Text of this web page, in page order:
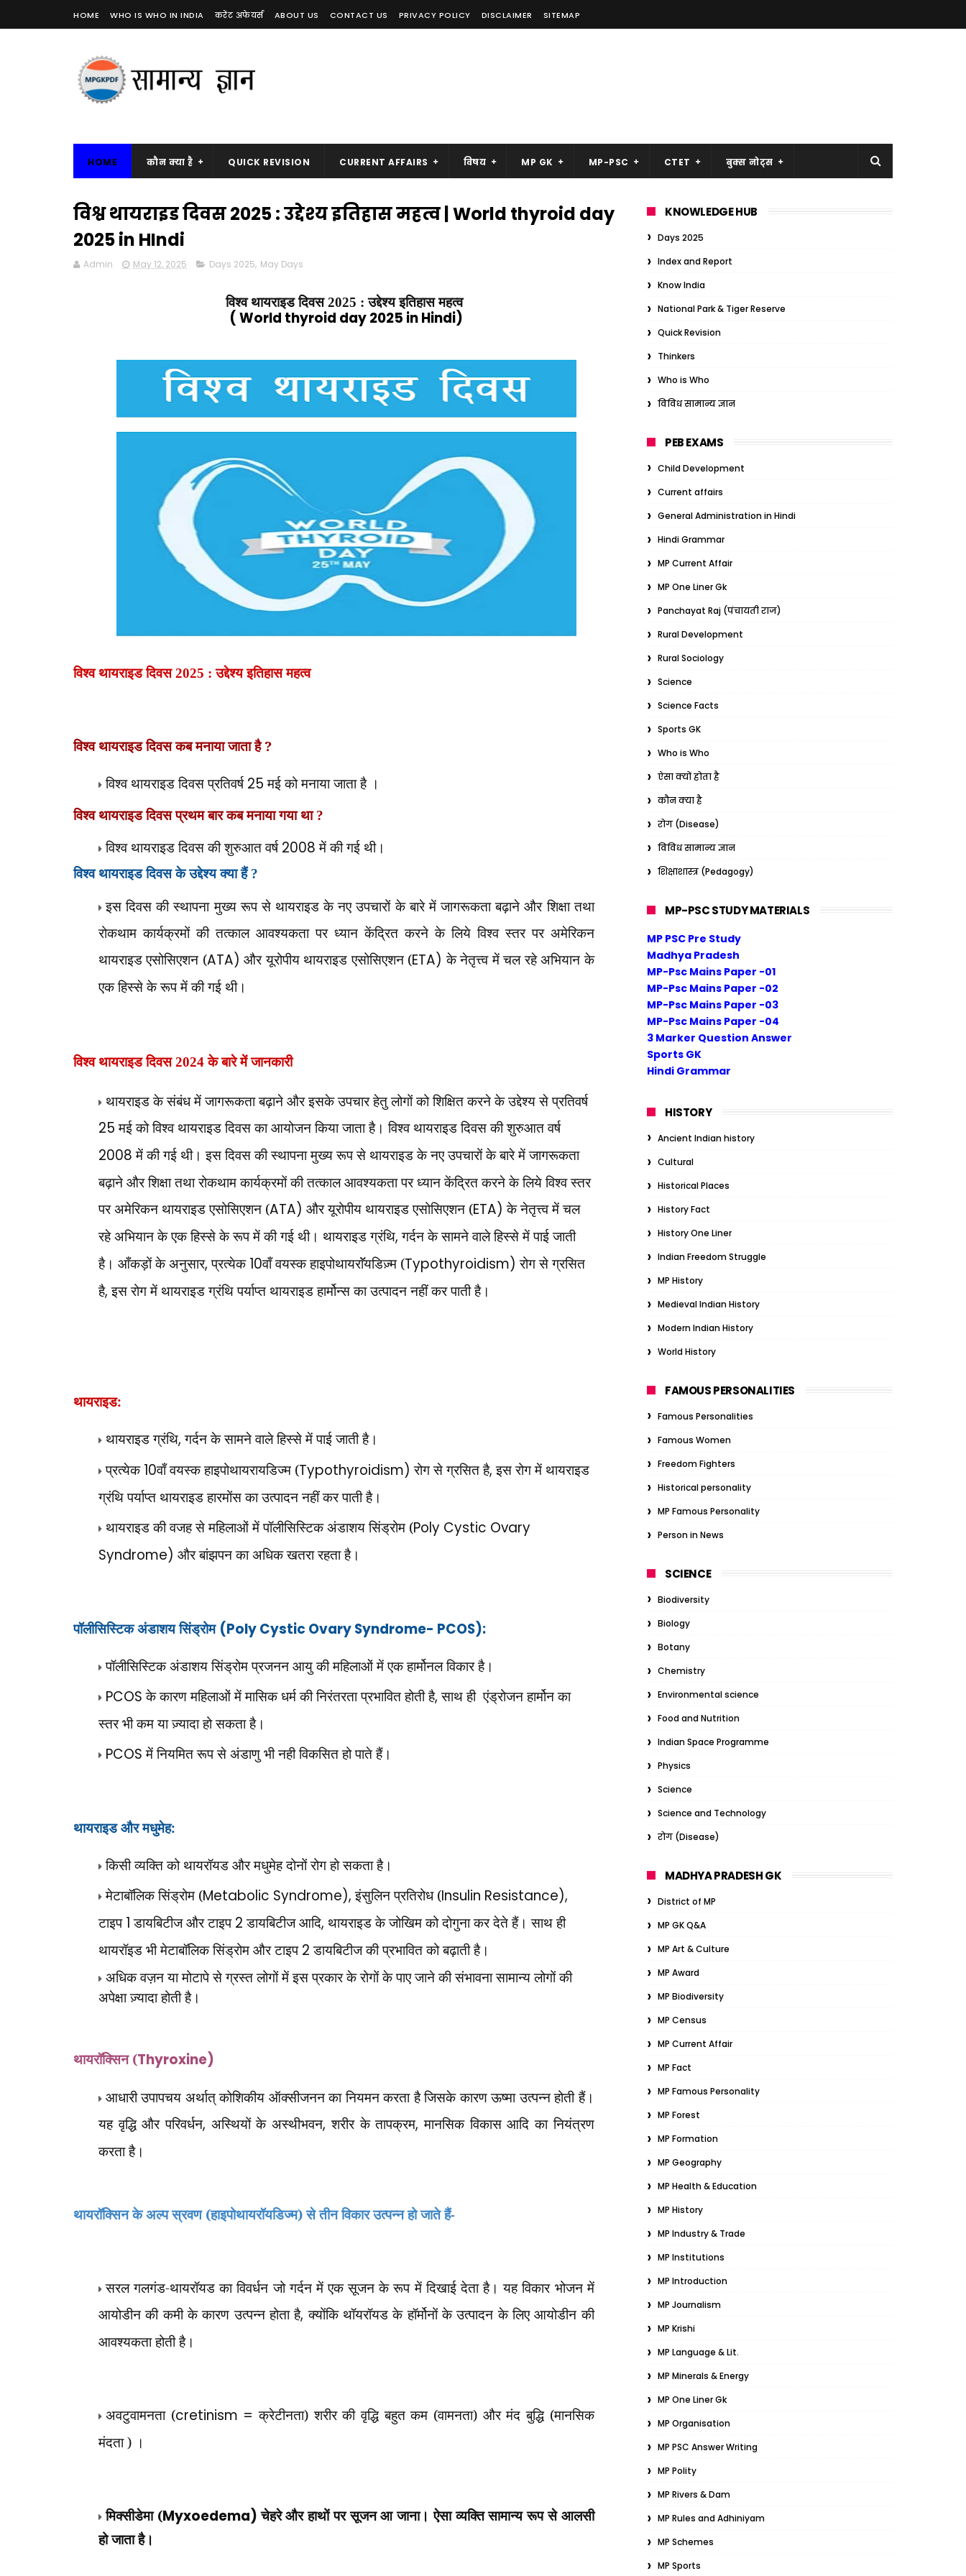
HOME WHO IS WHO IN INDIA करेंट अफेयर्स ABOUT US CONTACT US PRIVACY POLICY DISCLAIMER SITEMAP
HOME कौन क्या है QUICK REVISION CURRENT AFFAIRS विषय MP GK MP-PSC CTET बुक्स नोट्स
विश्व थायराइड दिवस 2025 : उद्देश्य इतिहास महत्व | World thyroid day
2025 in HIndi
Admin May 12, 2025 Days 2025, May Days
विश्व थायराइड दिवस 2025 : उद्देश्य इतिहास महत्व
( World thyroid day 2025 in Hindi)
विश्व थायराइड दिवस 2025 : उद्देश्य इतिहास महत्व
विश्व थायराइड दिवस कब मनाया जाता है ?
विश्व थायराइड दिवस प्रतिवर्ष 25 मई को मनाया जाता है ।
विश्व थायराइड दिवस प्रथम बार कब मनाया गया था ?
विश्व थायराइड दिवस की शुरुआत वर्ष 2008 में की गई थी।
विश्व थायराइड दिवस के उद्देश्य क्या हैं ?
इस दिवस की स्थापना मुख्य रूप से थायराइड के नए उपचारों के बारे में जागरूकता बढ़ाने और शिक्षा तथा
रोकथाम कार्यक्रमों की तत्काल आवश्यकता पर ध्यान केंद्रित करने के लिये विश्व स्तर पर अमेरिकन
थायराइड एसोसिएशन (ATA)और यूरोपीय थायराइड एसोसिएशन (ETA)के नेतृत्त्व में चल रहे अभियान के
एक हिस्से के रूप में की गई थी।
विश्व थायराइड दिवस 2024 के बारे में जानकारी
थायराइड के संबंध में जागरूकता बढ़ाने और इसके उपचार हेतु लोगों को शिक्षित करने के उद्देश्य से प्रतिवर्ष
25 मई को विश्व थायराइड दिवस का आयोजन किया जाता है। विश्व थायराइड दिवस की शुरुआत वर्ष
2008 में की गई थी। इस दिवस की स्थापना मुख्य रूप से थायराइड के नए उपचारों के बारे में जागरूकता
बढ़ाने और शिक्षा तथा रोकथाम कार्यक्रमों की तत्काल आवश्यकता पर ध्यान केंद्रित करने के लिये विश्व स्तर
पर अमेरिकन थायराइड एसोसिएशन (ATA) और यूरोपीय थायराइड एसोसिएशन (ETA)के नेतृत्त्व में चल
रहे अभियान के एक हिस्से के रूप में की गई थी। थायराइड ग्रंथि,गर्दन के सामने वाले हिस्से में पाई जाती
है। आँकड़ों के अनुसार,प्रत्येक 10वाँ वयस्क हाइपोथायराॅॅयडिज़्म (Typothyroidism)रोग से ग्रसित
है,इस रोग में थायराइड ग्रंथि पर्याप्त थायराइड हार्मोन्स का उत्पादन नहीं कर पाती है।
थायराइड:
थायराइड ग्रंथि,गर्दन के सामने वाले हिस्से में पाई जाती है।
प्रत्येक 10वाँ वयस्क हाइपोथायरायडिज्म (Typothyroidism)रोग से ग्रसित है,इस रोग में थायराइड
ग्रंथि पर्याप्त थायराइड हारमोंस का उत्पादन नहीं कर पाती है।
थायराइड की वजह से महिलाओं में पॉलीसिस्टिक अंडाशय सिंड्रोम (Poly Cystic Ovary
Syndrome) और बांझपन का अधिक खतरा रहता है।
पॉलीसिस्टिक अंडाशय सिंड्रोम (Poly Cystic Ovary Syndrome- PCOS):
पॉलीसिस्टिक अंडाशय सिंड्रोम प्रजनन आयु की महिलाओं में एक हार्मोनल विकार है।
PCOSके कारण महिलाओं में मासिक धर्म की निरंतरता प्रभावित होती है,साथ ही एंड्रोजन हार्मोन का
स्तर भी कम या ज़्यादा हो सकता है।
PCOSमें नियमित रूप से अंडाणु भी नही विकसित हो पाते हैं।
थायराइड और मधुमेह:
किसी व्यक्ति को थायरॉयड और मधुमेह दोनों रोग हो सकता है।
मेटाबॉलिक सिंड्रोम (Metabolic Syndrome),इंसुलिन प्रतिरोध (Insulin Resistance),
टाइप 1 डायबिटीज और टाइप 2 डायबिटीज आदि, थायराइड के जोखिम को दोगुना कर देते हैं। साथ ही
थायरॉइड भी मेटाबॉलिक सिंड्रोम और टाइप 2 डायबिटीज की प्रभावित को बढ़ाती है।
अधिक वज़न या मोटापे से ग्रस्त लोगों में इस प्रकार के रोगों के पाए जाने की संभावना सामान्य लोगों की
अपेक्षा ज़्यादा होती है।
थायरॉक्सिन (Thyroxine)
आधारी उपापचय अर्थात् कोशिकीय ऑक्सीजनन का नियमन करता है जिसके कारण ऊष्मा उत्पन्न होती हैं।
यह वृद्धि और परिवर्धन, अस्थियों के अस्थीभवन,शरीर के तापक्रम,मानसिक विकास आदि का नियंत्रण
करता है।
थायरॉक्सिन के अल्प स्रवण (हाइपोथायरॉयडिज्म) से तीन विकार उत्पन्न हो जाते हैं-
सरल गलगंड-थायरॉयड का विवर्धन जो गर्दन में एक सूजन के रूप में दिखाई देता है। यह विकार भोजन में
आयोडीन की कमी के कारण उत्पन्न होता है,क्योंकि थॉयरॉयड के हॉर्मोनों के उत्पादन के लिए आयोडीन की
आवश्यकता होती है।
अवटुवामनता (cretinism =क्रेटीनता) शरीर की वृद्धि बहुत कम (वामनता) और मंद बुद्धि (मानसिक
मंदता ) ।
मिक्सीडेमा (Myxoedema)चेहरे और हाथों पर सूजन आ जाना। ऐसा व्यक्ति सामान्यरूप से आलसी
हो जाता है।
KNOWLEDGE HUB
Days 2025
Index and Report
Know India
National Park & Tiger Reserve
Quick Revision
Thinkers
Who is Who
विविध सामान्य ज्ञान
PEB EXAMS
Child Development
Current affairs
General Administration in Hindi
Hindi Grammar
MP Current Affair
MP One Liner Gk
Panchayat Raj (पंचायती राज)
Rural Development
Rural Sociology
Science
Science Facts
Sports GK
Who is Who
ऐसा क्यों होता है
कौन क्या है
रोग (Disease)
विविध सामान्य ज्ञान
शिक्षाशास्त्र (Pedagogy)
MP-PSC STUDY MATERIALS
MP PSC Pre Study
Madhya Pradesh
MP-Psc Mains Paper -01
MP-Psc Mains Paper -02
MP-Psc Mains Paper -03
MP-Psc Mains Paper -04
3 Marker Question Answer
Sports GK
Hindi Grammar
HISTORY
Ancient Indian history
Cultural
Historical Places
History Fact
History One Liner
Indian Freedom Struggle
MP History
Medieval Indian History
Modern Indian History
World History
FAMOUS PERSONALITIES
Famous Personalities
Famous Women
Freedom Fighters
Historical personality
MP Famous Personality
Person in News
SCIENCE
Biodiversity
Biology
Botany
Chemistry
Environmental science
Food and Nutrition
Indian Space Programme
Physics
Science
Science and Technology
रोग (Disease)
MADHYA PRADESH GK
District of MP
MP GK Q&A
MP Art & Culture
MP Award
MP Biodiversity
MP Census
MP Current Affair
MP Fact
MP Famous Personality
MP Forest
MP Formation
MP Geography
MP Health & Education
MP History
MP Industry & Trade
MP Institutions
MP Introduction
MP Journalism
MP Krishi
MP Language & Lit.
MP Minerals & Energy
MP One Liner Gk
MP Organisation
MP PSC Answer Writing
MP Polity
MP Rivers & Dam
MP Rules and Adhiniyam
MP Schemes
MP Sports